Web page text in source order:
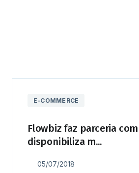
E-COMMERCE
Flowbiz faz parceria com
disponibiliza m...
05/07/2018